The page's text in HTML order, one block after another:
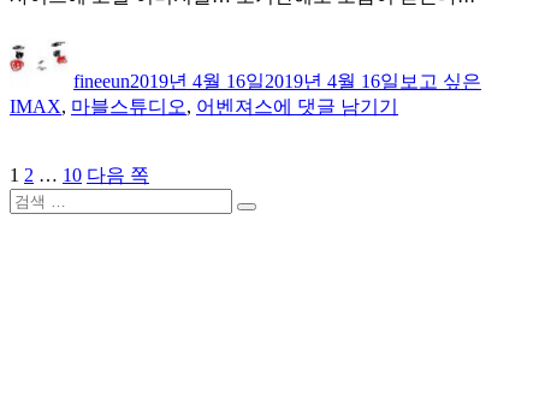
이
fineeun일
자
2019년 4월 16일2019년 4월 16일고
보고 싶은
IMAX, 마블스튜디오, 어벤져스어
에 댓글 남기기
글
내
페
이
1 페
이
2 … 페
10 다음 쪽
검
검